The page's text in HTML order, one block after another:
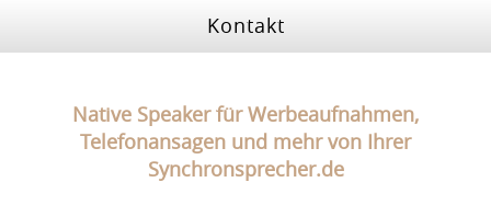
Kontakt
Native Speaker für Werbeaufnahmen,
Telefonansagen und mehr von Ihrer
Synchronsprecher.de